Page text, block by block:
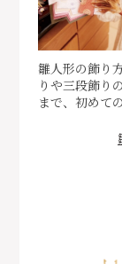
雛人形の飾り
りや三段飾り
まで、初めて